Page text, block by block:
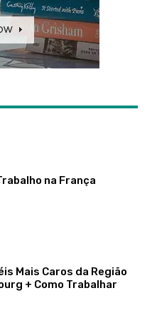
na França
Mais Caros da Região
+ Como Trabalhar